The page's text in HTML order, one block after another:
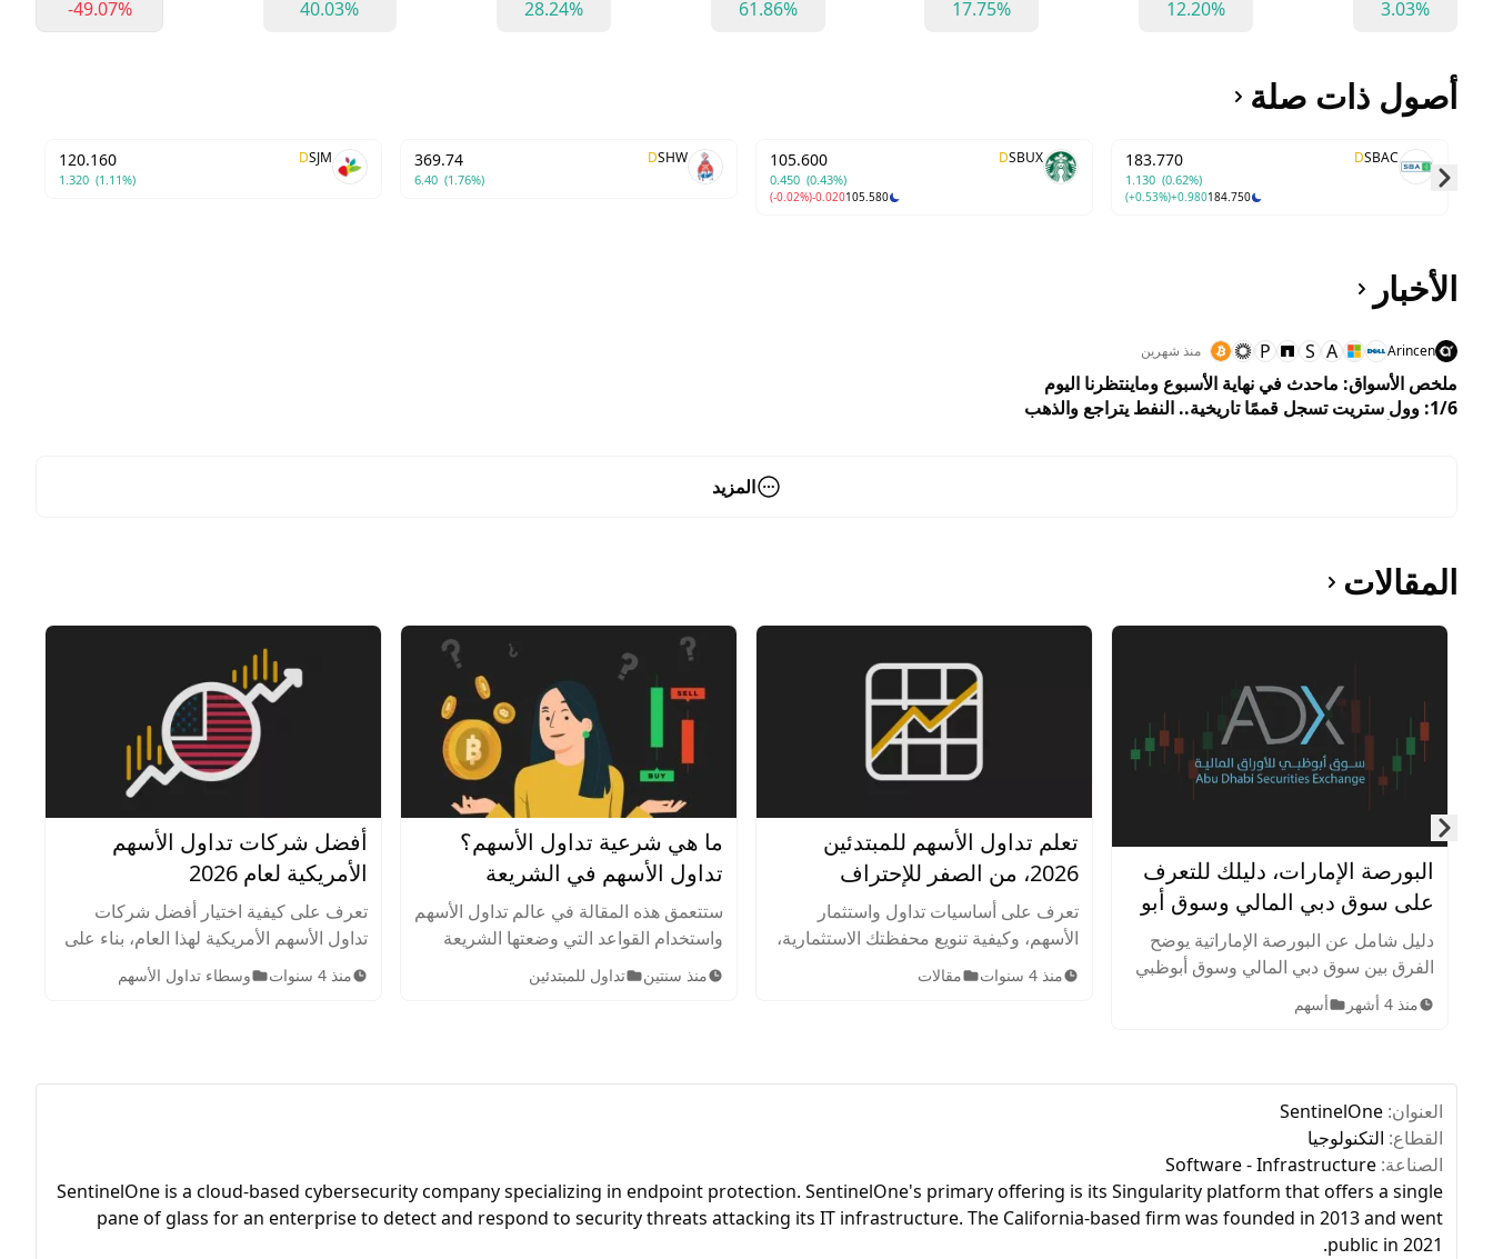
3.03%
12.20%
17.75%
61.86%
28.24%
40.03%
-49.07%
أصول ذات صلة
SBAC
D
183.770
1.130 (0.62%)
184.750
+0.980
(+0.53%)
SBUX
D
105.600
0.450 (0.43%)
105.580
-0.020
(-0.02%)
SHW
D
369.74
6.40 (1.76%)
SJM
D
120.160
1.320 (1.11%)
Skip to next slide page
الأخبار
Arincen
A
S
P منذ شهرين
ملخص الأسواق: ماحدث في نهاية الأسبوع وماينتظرنا اليوم
1/6: وول ستريت تسجل قممًا تاريخية.. النفط يتراجع والذهب
المزيد
المقالات
البورصة الإمارات، دليلك للتعرف
على سوق دبي المالي وسوق أبو
ظبي للأوراق المالية
دليل شامل عن البورصة الإماراتية يوضح
الفرق بين سوق دبي المالي وسوق أبوظبي
للأوراق المالية، أهم الشركات المدرجة،
الأصول المتاحة، ساعات التداول، وخطوات
منذ 4 أشهر أسهم
تعلم تداول الأسهم للمبتدئين
2026، من الصفر للإحتراف
تعرف على أساسيات تداول واستثمار
الأسهم، وكيفية تنويع محفظتك الاستثمارية،
وإدارة المخاطر بذكاء. اكتشف أهم
الاستراتيجيات والنصائح لتحقيق النجاح في
منذ 4 سنوات مقالات
ما هي شرعية تداول الأسهم؟
تداول الأسهم في الشريعة
الإسلامية
ستتعمق هذه المقالة في عالم تداول الأسهم
واستخدام القواعد التي وضعتها الشريعة
الإسلامية لتحديد الأعمال والأنشطة في
الاستثمار الحلال أو المشروعة والمسموح
منذ سنتين تداول للمبتدئين
أفضل شركات تداول الأسهم
الأمريكية لعام 2026
تعرف على كيفية اختيار أفضل شركات
تداول الأسهم الأمريكية لهذا العام، بناء على
بحث شامل ودراسة لموقع أرينسن.
منذ 4 سنوات وسطاء تداول الأسهم
Skip to next slide page
العنوان: SentinelOne
القطاع: التكنولوجيا
الصناعة: Software - Infrastructure
SentinelOne is a cloud-based cybersecurity company specializing in endpoint protection. SentinelOne's primary offering is its Singularity platform that offers a single
pane of glass for an enterprise to detect and respond to security threats attacking its IT infrastructure. The California-based firm was founded in 2013 and went
public in 2021.